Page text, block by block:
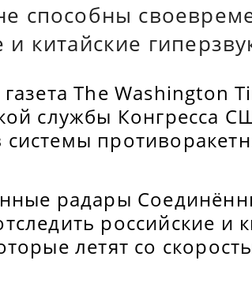
способны
китайские
The Washington
службы Конгресса
радары
российские и
летят со